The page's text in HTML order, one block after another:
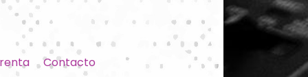
Contacto